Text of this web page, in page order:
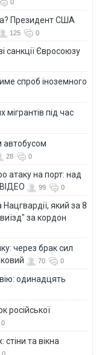
0
Президент США
125 0
санкції Євросоюзу
спроб іноземного
під час
автобусом
28 0
атаку на порт: над
99 0
який за 8
за кордон
через брак сил
70 0
одинадцять
російської
0
та вікна